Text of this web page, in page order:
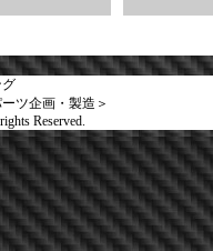
ツ企画・製造＞
Reserved.